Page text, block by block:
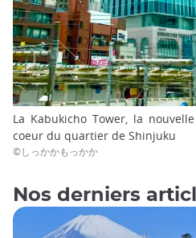
La Kabukicho Tower, la
coeur du quartier de Shinjuku
©しっかかもっかか
Nos derniers